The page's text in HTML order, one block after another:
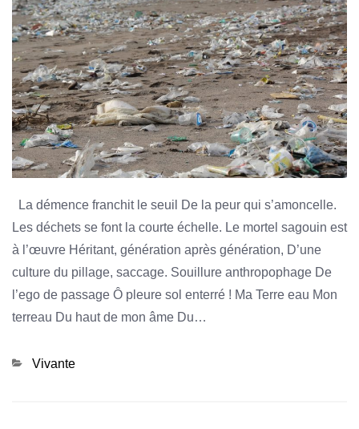
La démence franchit le seuil De la peur qui s’amoncelle.
Les déchets se font la courte échelle. Le mortel sagouin est
à l’œuvre Héritant, génération après génération, D’une
culture du pillage, saccage. Souillure anthropophage De
l’ego de passage Ô pleure sol enterré ! Ma Terre eau Mon
terreau Du haut de mon âme Du…
Categories
Vivante